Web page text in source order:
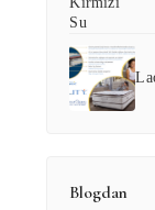
Blogdan